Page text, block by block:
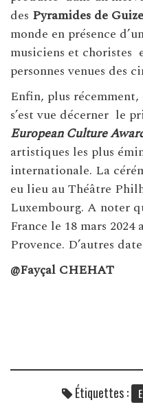
des Pyramides de
monde en présence
musiciens et choristes
personnes venues des
Enfin, plus
s’est vue décerner le
European Culture
artistiques les plus
internationale. La
eu lieu au Théâtre
Luxembourg. A noter
France le 18 mars
Provence. D’autres
@Fayçal CHEHAT
Étiquettes :